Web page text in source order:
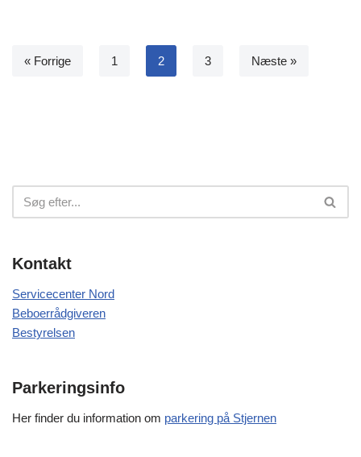
« Forrige 1 2 3 Næste »
Kontakt
Servicecenter Nord
Beboerrådgiveren
Bestyrelsen
Parkeringsinfo
Her finder du information om parkering på Stjernen